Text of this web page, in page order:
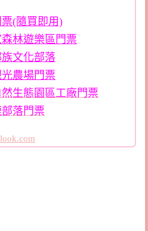
(隨買即用)
林遊樂區門票
文化部落
農場門票
生態園區工廠門票
落門票